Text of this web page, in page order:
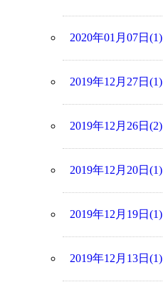
2020年01月07日(1)
2019年12月27日(1)
2019年12月26日(2)
2019年12月20日(1)
2019年12月19日(1)
2019年12月13日(1)